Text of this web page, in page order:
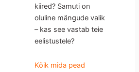
kiired? Samuti on
oluline mängude valik
– kas see vastab teie
eelistustele?
Kõik mida pead